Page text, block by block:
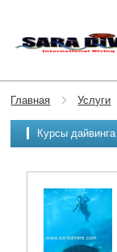
Главная Услуги
Курсы дайвинга